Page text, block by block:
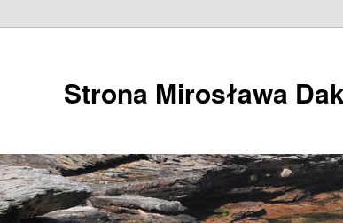
Strona Mirosława